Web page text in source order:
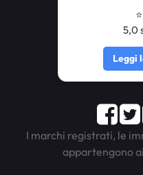
5,0
Leggi
I marchi registrati, le
appartengono